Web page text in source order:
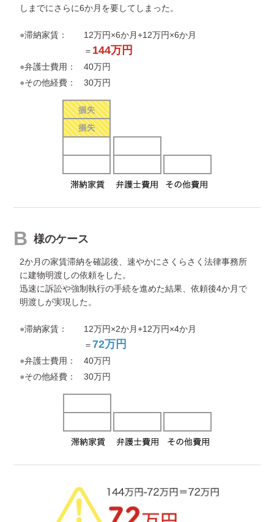
しまでにさらに6か月を要してしまった。
●滞納家賃：
12万円×6か月+12万円×6か月
＝ 144万円
●弁護士費用：
40万円
●その他経費：
30万円
B 様のケース
2か月の家賃滞納を確認後、速やかにさくらさく法律事務所
に建物明渡しの依頼をした。
迅速に訴訟や強制執行の手続を進めた結果、依頼後4か月で
明渡しが実現した。
●滞納家賃：
12万円×2か月+12万円×4か月
＝72万円
●弁護士費用：
40万円
●その他経費：
30万円